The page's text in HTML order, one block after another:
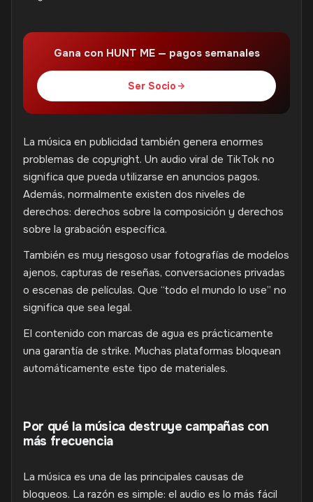
Gana con HUNT ME — pagos semanales
Ser Socio
La música en publicidad también genera enormes
problemas de copyright. Un audio viral de TikTok no
significa que pueda utilizarse en anuncios pagos.
Además, normalmente existen dos niveles de
derechos: derechos sobre la composición y derechos
sobre la grabación específica.
También es muy riesgoso usar fotografías de modelos
ajenos, capturas de reseñas, conversaciones privadas
o escenas de películas. Que “todo el mundo lo use” no
significa que sea legal.
El contenido con marcas de agua es prácticamente
una garantía de strike. Muchas plataformas bloquean
automáticamente este tipo de materiales.
Por qué la música destruye campañas con
más frecuencia
La música es una de las principales causas de
bloqueos. La razón es simple: el audio es lo más fácil